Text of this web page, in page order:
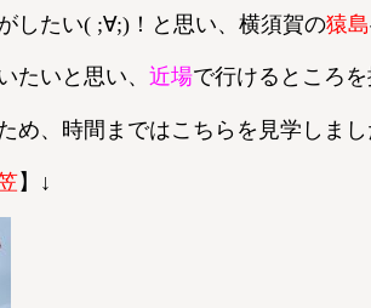
したい( ;∀;)！と思い、横須賀の猿島
たいと思い、 近場で行けるところを
め、時間まではこちらを見学しまし
】↓